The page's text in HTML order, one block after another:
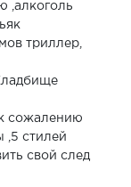
,алкоголь
триллер,
сожалению
,5 стилей
свой след